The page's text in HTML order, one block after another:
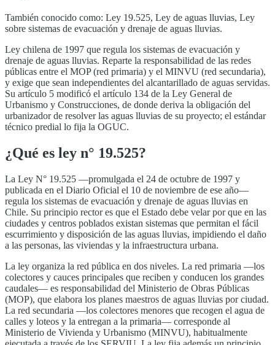
También conocido como: Ley 19.525, Ley de aguas lluvias, Ley
sobre sistemas de evacuación y drenaje de aguas lluvias.
Ley chilena de 1997 que regula los sistemas de evacuación y
drenaje de aguas lluvias. Reparte la responsabilidad de las redes
públicas entre el MOP (red primaria) y el MINVU (red secundaria),
y exige que sean independientes del alcantarillado de aguas servidas.
Su artículo 5 modificó el artículo 134 de la Ley General de
Urbanismo y Construcciones, de donde deriva la obligación del
urbanizador de resolver las aguas lluvias de su proyecto; el estándar
técnico predial lo fija la OGUC.
¿Qué es ley n° 19.525?
La Ley N° 19.525 —promulgada el 24 de octubre de 1997 y
publicada en el Diario Oficial el 10 de noviembre de ese año—
regula los sistemas de evacuación y drenaje de aguas lluvias en
Chile. Su principio rector es que el Estado debe velar por que en las
ciudades y centros poblados existan sistemas que permitan el fácil
escurrimiento y disposición de las aguas lluvias, impidiendo el daño
a las personas, las viviendas y la infraestructura urbana.
La ley organiza la red pública en dos niveles. La red primaria —los
colectores y cauces principales que reciben y conducen los grandes
caudales— es responsabilidad del Ministerio de Obras Públicas
(MOP), que elabora los planes maestros de aguas lluvias por ciudad.
La red secundaria —los colectores menores que recogen el agua de
calles y loteos y la entregan a la primaria— corresponde al
Ministerio de Vivienda y Urbanismo (MINVU), habitualmente